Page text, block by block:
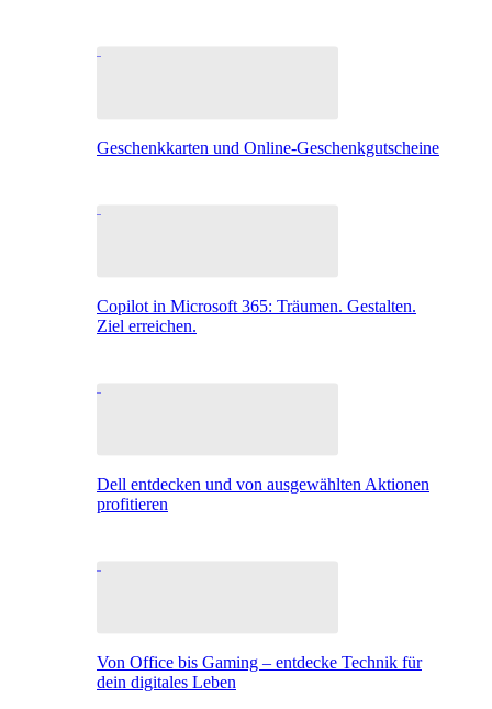
Geschenkkarten und Online-Geschenkgutscheine
Copilot in Microsoft 365: Träumen. Gestalten.
Ziel erreichen.
Dell entdecken und von ausgewählten Aktionen
profitieren
Von Office bis Gaming – entdecke Technik für
dein digitales Leben